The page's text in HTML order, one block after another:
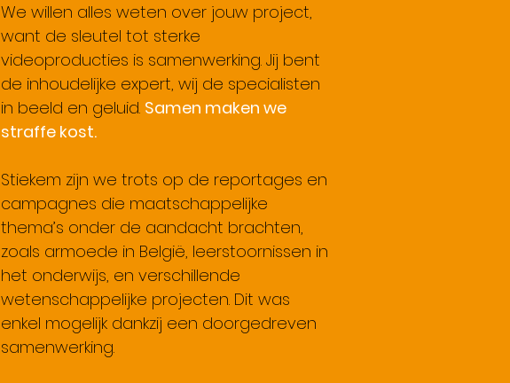
We willen alles weten over jouw project,
want de sleutel tot sterke
videoproducties is samenwerking. Jij bent
de inhoudelijke expert, wij de specialisten
in beeld en geluid. Samen maken we
straffe kost.
Stiekem zijn we trots op de reportages en
campagnes die maatschappelijke
thema’s onder de aandacht brachten,
zoals armoede in België, leerstoornissen in
het onderwijs, en verschillende
wetenschappelijke projecten. Dit was
enkel mogelijk dankzij een doorgedreven
samenwerking.